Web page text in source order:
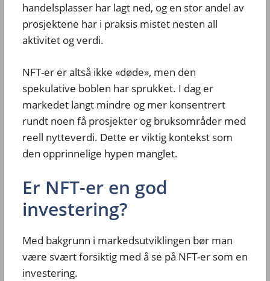
handelsplasser har lagt ned, og en stor andel av
prosjektene har i praksis mistet nesten all
aktivitet og verdi.
NFT-er er altså ikke «døde», men den
spekulative boblen har sprukket. I dag er
markedet langt mindre og mer konsentrert
rundt noen få prosjekter og bruksområder med
reell nytteverdi. Dette er viktig kontekst som
den opprinnelige hypen manglet.
Er NFT-er en god
investering?
Med bakgrunn i markedsutviklingen bør man
være svært forsiktig med å se på NFT-er som en
investering.